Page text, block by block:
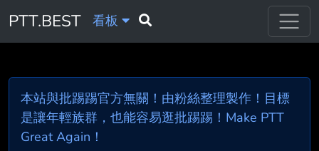
PTT.BEST 看板
本站與批踢踢官方無關！由粉絲整理製作！目標
是讓年輕族群，也能容易逛批踢踢！Make PTT
Great Again！